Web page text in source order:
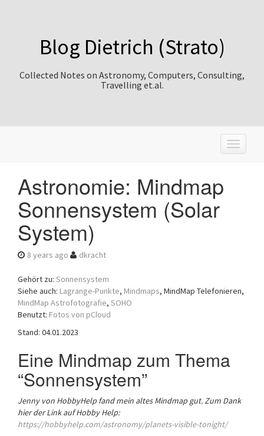
Blog Dietrich (Strato)
Collected Notes on Astronomy, Computers, Consulting,
Travelling et.al.
T
o
Astronomie: Mindmap
Sonnensystem (Solar
System)
8 years ago dkracht
Gehört zu: Sonnensystem
Siehe auch: Lagrange-Punkte, Mindmaps, MindMap Telefonieren,
MindMap Astrofotografie, SOHO
Benutzt: Fotos von pCloud
Stand: 04.01.2023
Eine Mindmap zum Thema
“Sonnensystem”
Jenny von HobbyHelp fand mein altes Mindmap gut. Zum Dank
hier der Link auf Hobby Help:
https://hobbyhelp.com/astronomy/planets-visible-tonight/